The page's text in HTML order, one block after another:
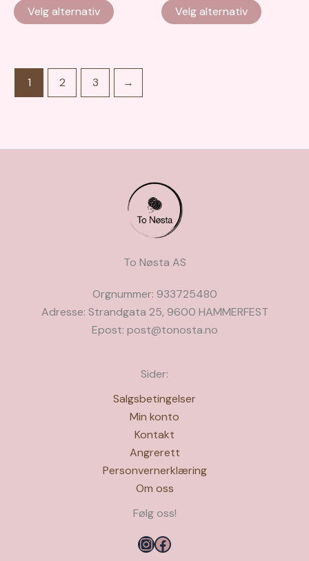
til
kr 239,00
Velg alternativ
produktet
varianter.
på
til
kr 159,00
Velg alternativ
på
1 2 3 →
To Nøsta AS
Orgnummer: 933725480
Adresse: Strandgata 25, 9600 HAMMERFEST
Epost: post@tonosta.no
Sider:
Salgsbetingelser
Min konto
Kontakt
Angrerett
Personvernerklæring
Om oss
Følg oss!
Instagram
Facebook